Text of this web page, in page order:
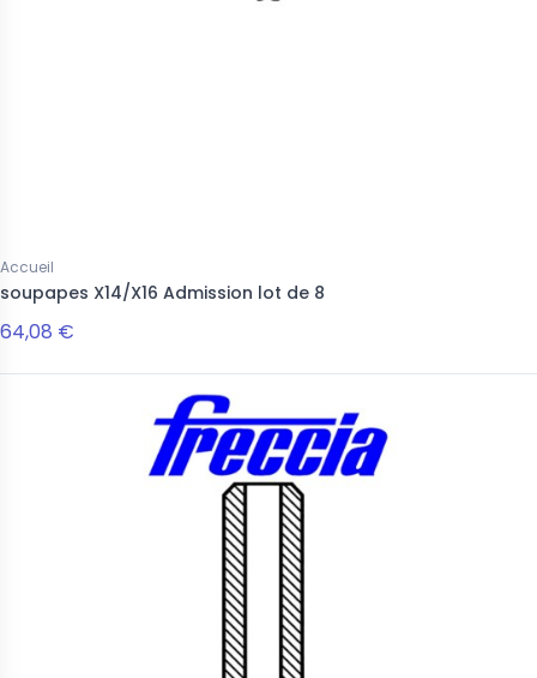
Accueil
soupapes X14/X16 Admission lot de 8
64,08 €